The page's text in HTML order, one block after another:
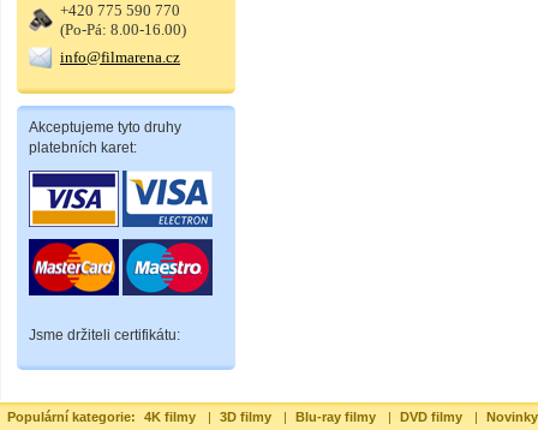
+420 775 590 770
(Po-Pá: 8.00-16.00)
info@filmarena.cz
Akceptujeme tyto druhy
platebních karet:
Jsme držiteli certifikátu:
Populární kategorie: 4K filmy | 3D filmy | Blu-ray filmy | DVD filmy |